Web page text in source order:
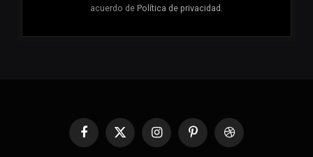
acuerdo de Política de privacidad .
Facebook
X
InstagramPinterestDribbble